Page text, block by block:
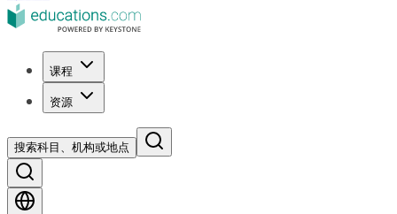
课程
资源
搜索科目、机构或地点